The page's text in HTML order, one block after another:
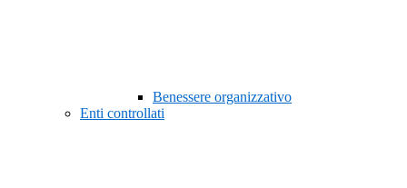
Benessere organizzativo
Enti controllati